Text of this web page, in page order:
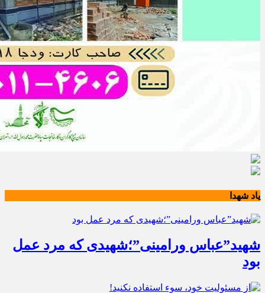
یاد شهدا
شهید”عباس ورامینی”؛شهیدی که مرد عمل
بود